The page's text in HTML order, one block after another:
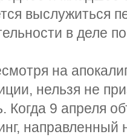
выслужиться
в деле
на
нельзя не
Когда 9 апреля
направленный